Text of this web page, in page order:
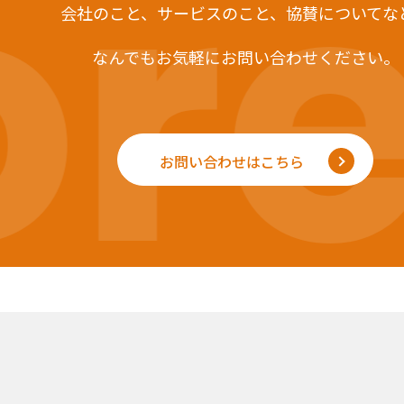
会社のこと、サービスのこと、 協賛についてな
なんでもお気軽にお問い合わせください。
お問い合わせはこちら